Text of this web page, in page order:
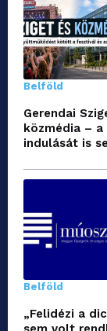
Belföld
Gerendai
közmédia –
indulását is
Belföld
„Felidézi a